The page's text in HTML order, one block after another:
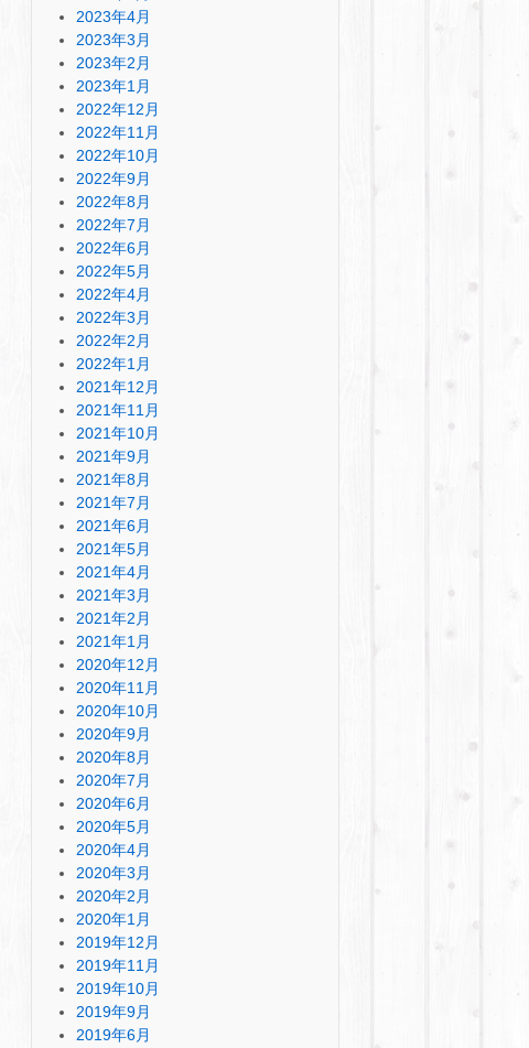
2023年4月
2023年3月
2023年2月
2023年1月
2022年12月
2022年11月
2022年10月
2022年9月
2022年8月
2022年7月
2022年6月
2022年5月
2022年4月
2022年3月
2022年2月
2022年1月
2021年12月
2021年11月
2021年10月
2021年9月
2021年8月
2021年7月
2021年6月
2021年5月
2021年4月
2021年3月
2021年2月
2021年1月
2020年12月
2020年11月
2020年10月
2020年9月
2020年8月
2020年7月
2020年6月
2020年5月
2020年4月
2020年3月
2020年2月
2020年1月
2019年12月
2019年11月
2019年10月
2019年9月
2019年6月